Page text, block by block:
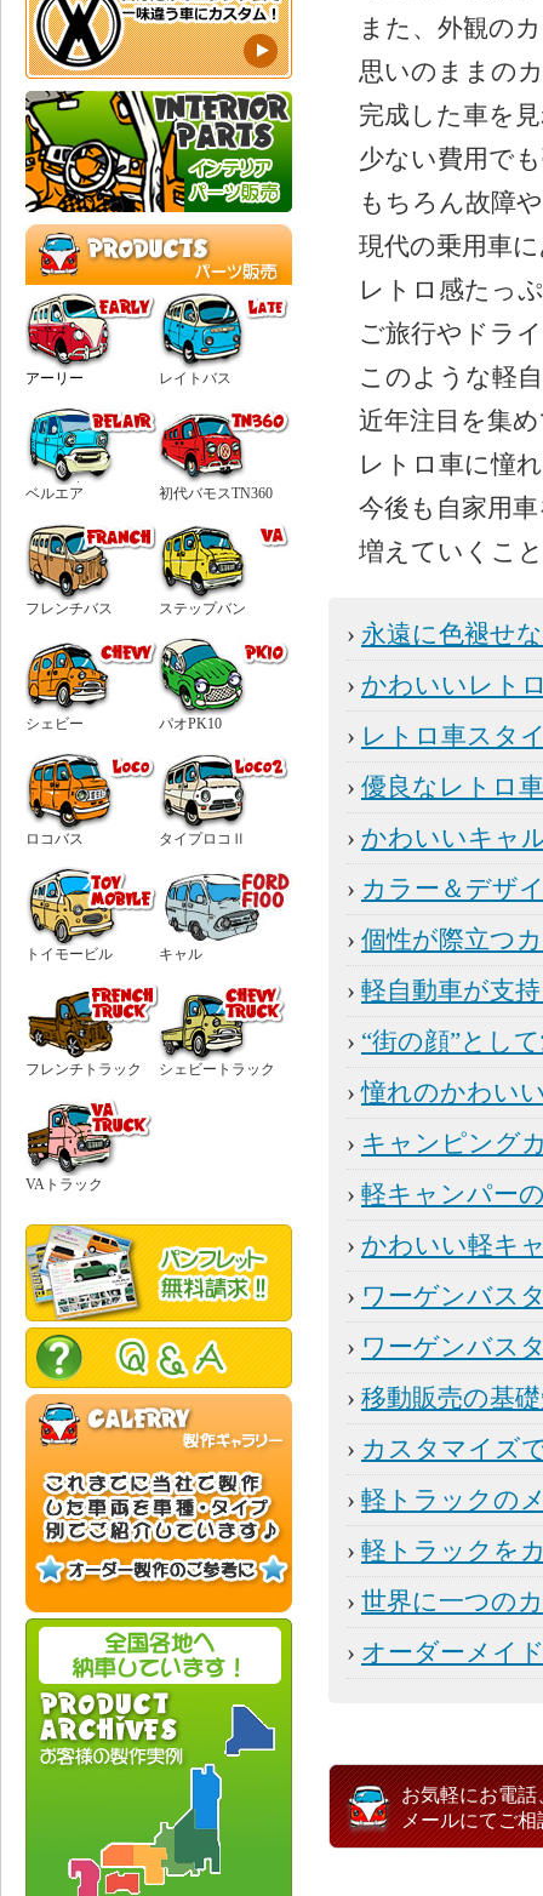
アーリー レイトバス
ベルエア 初代バモスTN360
フレンチバス ステップバン
シェビー パオPK10
ロコバス タイプロコⅡ
トイモービル キャル
フレンチトラック シェビートラック
VAトラック
また、外観の
思いのままの
完成した車を
少ない費用で
もちろん故障
現代の乗用車
レトロ感たっ
ご旅行やドラ
このような軽
近年注目を集
レトロ車に憧
今後も自家用
増えていくこ
› 永遠に色褪せ
› かわいいレト
› レトロ車スタ
› 優良なレトロ
› かわいいキャ
› カラー＆デザ
› 個性が際立つ
› 軽自動車が支
› “街の顔”とし
›憧れのかわい
› キャンピング
› 軽キャンパー
› かわいい軽キ
› ワーゲンバス
› ワーゲンバス
› 移動販売の基
› カスタマイズ
› 軽トラックの
› 軽トラックを
› 世界に一つの
› オーダーメイ
お気軽にお電話
メールにてご相